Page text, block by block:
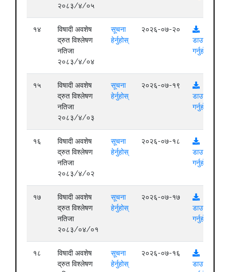
२०८३/४/०५
१४
विषादी अवशेष
द्रुत विश्लेषण
नतिजा
२०८३/४/०४
सूचना
हेर्नुहोस्
२०२६-०७-२०
डाउनलोड
गर्नुहोस्
१५
विषादी अवशेष
द्रुत विश्लेषण
नतिजा
२०८३/४/०३
सूचना
हेर्नुहोस्
२०२६-०७-१९
डाउनलोड
गर्नुहोस्
१६
विषादी अवशेष
द्रुत विश्लेषण
नतिजा
२०८३/४/०२
सूचना
हेर्नुहोस्
२०२६-०७-१८
डाउनलोड
गर्नुहोस्
१७
विषादी अवशेष
द्रुत विश्लेषण
नतिजा
२०८३/०४/०१
सूचना
हेर्नुहोस्
२०२६-०७-१७
डाउनलोड
गर्नुहोस्
१८
विषादी अवशेष
द्रुत विश्लेषण
सूचना
हेर्नुहोस्
२०२६-०७-१६
डाउनलोड